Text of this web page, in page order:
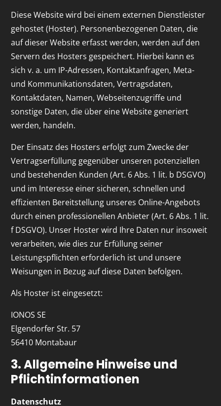
Diese Website wird bei einem externen Dienstleister
gehostet (Hoster). Personenbezogenen Daten, die
auf dieser Website erfasst werden, werden auf den
Servern des Hosters gespeichert. Hierbei kann es
sich v. a. um IP-Adressen, Kontaktanfragen, Meta-
und Kommunikationsdaten, Vertragsdaten,
Kontaktdaten, Namen, Webseitenzugriffe und
sonstige Daten, die über eine Website generiert
werden, handeln.
Der Einsatz des Hosters erfolgt zum Zwecke der
Vertragserfüllung gegenüber unseren potenziellen
und bestehenden Kunden (Art. 6 Abs. 1 lit. b DSGVO)
und im Interesse einer sicheren, schnellen und
effizienten Bereitstellung unseres Online-Angebots
durch einen professionellen Anbieter (Art. 6 Abs. 1 lit.
f DSGVO). Unser Hoster wird Ihre Daten nur insoweit
verarbeiten, wie dies zur Erfüllung seiner
Leistungspflichten erforderlich ist und unsere
Weisungen in Bezug auf diese Daten befolgen.
Als Hoster ist eingesetzt:
IONOS SE
Elgendorfer Str. 57
56410 Montabaur
3. Allgemeine Hinweise und
Pflichtinformationen
Datenschutz